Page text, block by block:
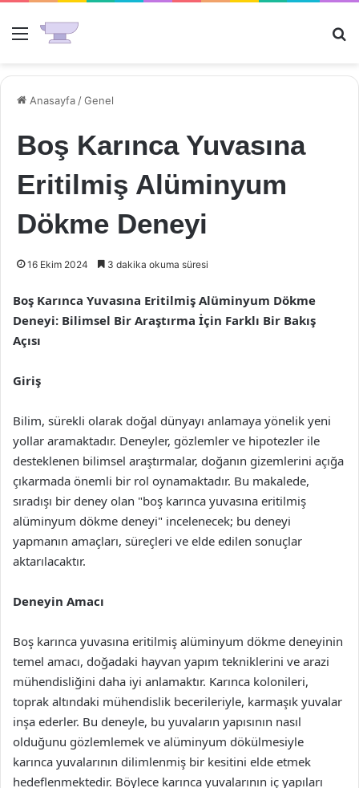
Menü
Anasayfa /Genel
Boş Karınca Yuvasına
Eritilmiş Alüminyum
Dökme Deneyi
16 Ekim 2024 3 dakika okuma süresi
Boş Karınca Yuvasına Eritilmiş Alüminyum Dökme
Deneyi: Bilimsel Bir Araştırma İçin Farklı Bir Bakış
Açısı
Giriş
Bilim, sürekli olarak doğal dünyayı anlamaya yönelik yeni
yollar aramaktadır. Deneyler, gözlemler ve hipotezler ile
desteklenen bilimsel araştırmalar, doğanın gizemlerini açığa
çıkarmada önemli bir rol oynamaktadır. Bu makalede,
sıradışı bir deney olan "boş karınca yuvasına eritilmiş
alüminyum dökme deneyi" incelenecek; bu deneyi
yapmanın amaçları, süreçleri ve elde edilen sonuçlar
aktarılacaktır.
Deneyin Amacı
Boş karınca yuvasına eritilmiş alüminyum dökme deneyinin
temel amacı, doğadaki hayvan yapım tekniklerini ve arazi
mühendisliğini daha iyi anlamaktır. Karınca kolonileri,
toprak altındaki mühendislik becerileriyle, karmaşık yuvalar
inşa ederler. Bu deneyle, bu yuvaların yapısının nasıl
olduğunu gözlemlemek ve alüminyum dökülmesiyle
karınca yuvalarının dilimlenmiş bir kesitini elde etmek
hedeflenmektedir. Böylece karınca yuvalarının iç yapıları